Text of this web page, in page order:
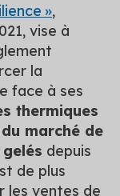
»,
vise à
la
face à ses
thermiques
marché de
depuis
de plus
les ventes de